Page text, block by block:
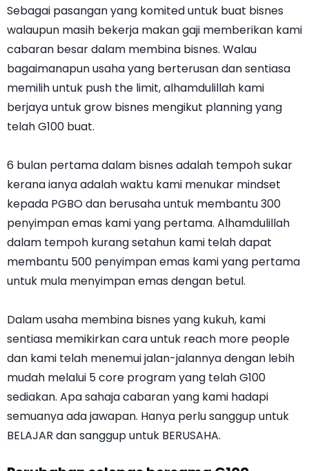
Sebagai pasangan yang komited untuk buat bisnes
walaupun masih bekerja makan gaji memberikan kami
cabaran besar dalam membina bisnes. Walau
bagaimanapun usaha yang berterusan dan sentiasa
memilih untuk push the limit, alhamdulillah kami
berjaya untuk grow bisnes mengikut planning yang
telah G100 buat.
6 bulan pertama dalam bisnes adalah tempoh sukar
kerana ianya adalah waktu kami menukar mindset
kepada PGBO dan berusaha untuk membantu 300
penyimpan emas kami yang pertama. Alhamdulillah
dalam tempoh kurang setahun kami telah dapat
membantu 500 penyimpan emas kami yang pertama
untuk mula menyimpan emas dengan betul.
Dalam usaha membina bisnes yang kukuh, kami
sentiasa memikirkan cara untuk reach more people
dan kami telah menemui jalan-jalannya dengan lebih
mudah melalui 5 core program yang telah G100
sediakan. Apa sahaja cabaran yang kami hadapi
semuanya ada jawapan. Hanya perlu sanggup untuk
BELAJAR dan sanggup untuk BERUSAHA.